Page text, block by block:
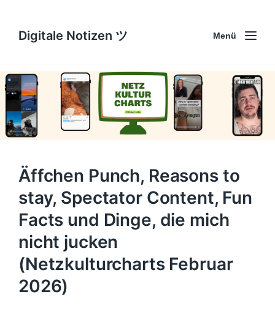
Digitale Notizen ツ Menü
Äffchen Punch, Reasons to
stay, Spectator Content, Fun
Facts und Dinge, die mich
nicht jucken
(Netzkulturcharts Februar
2026)